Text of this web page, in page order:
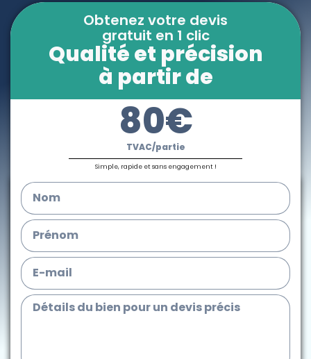
Obtenez votre devis
gratuit en 1 clic
Qualité et précision
à partir de
80€
TVAC/partie
Simple, rapide et sans engagement !